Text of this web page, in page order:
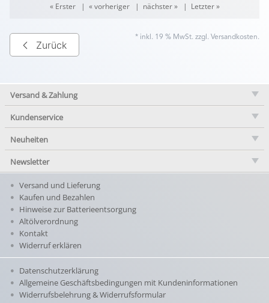
« Erster| « vorheriger| nächster »| Letzter »
Zurück
* inkl. 19 % MwSt. zzgl. Versandkosten.
Versand & Zahlung
Kundenservice
Neuheiten
Newsletter
Versand und Lieferung
Kaufen und Bezahlen
Hinweise zur Batterieentsorgung
Altölverordnung
Kontakt
Widerruf erklären
Datenschutzerklärung
Allgemeine Geschäftsbedingungen mit Kundeninformationen
Widerrufsbelehrung & Widerrufsformular